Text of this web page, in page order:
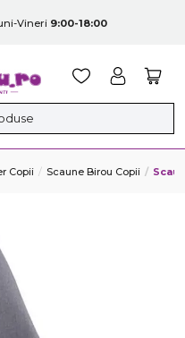
Vineri 9:00-18:00
Copii Scaune Birou Copii